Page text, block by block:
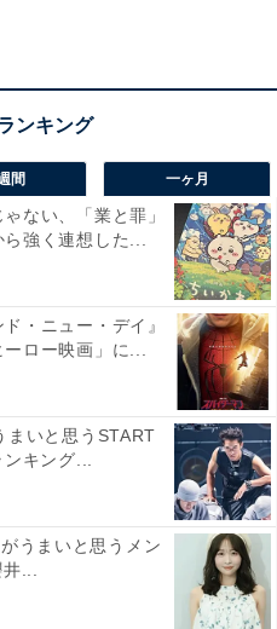
出。加えて2017年秋に設
が厚くなりました。
。中部予選では、2017年か
田大出身）が、最長区間4
補のトヨタ自動車の選手を
イヤー駅伝でも起用される
間 一ヶ月
ない、「業と罪」
強く連想した...
・ニュー・デイ』
ロー映画」に...
まいと思うSTART
キング...
うまいと思うメン
...